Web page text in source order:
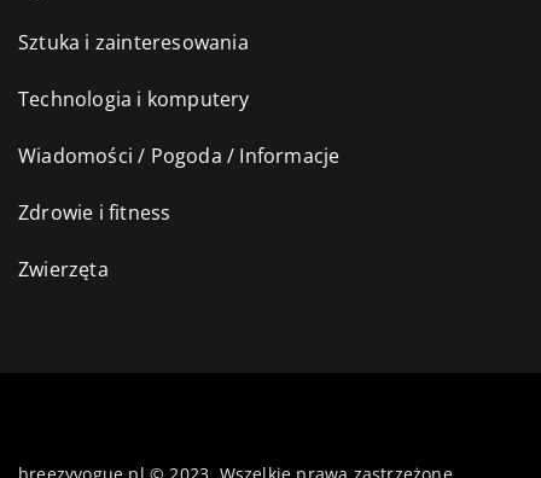
Sztuka i zainteresowania
Technologia i komputery
Wiadomości / Pogoda / Informacje
Zdrowie i fitness
Zwierzęta